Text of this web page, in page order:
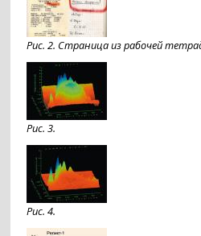
Рис. 2. Страница из рабочей
Рис. 3.
Рис. 4.